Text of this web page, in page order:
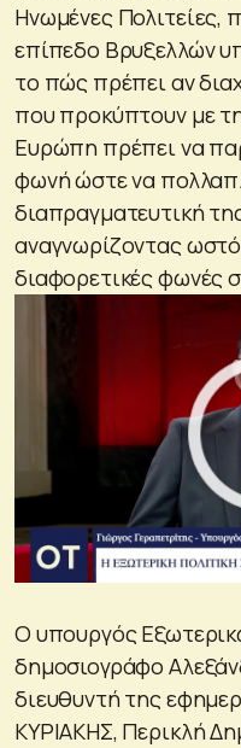
Ηνωμένες Πολιτείες,
επίπεδο Βρυξελλών
το πώς πρέπει αν
που προκύπτουν με
Ευρώπη πρέπει να
φωνή ώστε να
διαπραγματευτική
αναγνωρίζοντας
διαφορετικές φωνές
Ο υπουργός
δημοσιογράφο
διευθυντή της
ΚΥΡΙΑΚΗΣ, Περικλή